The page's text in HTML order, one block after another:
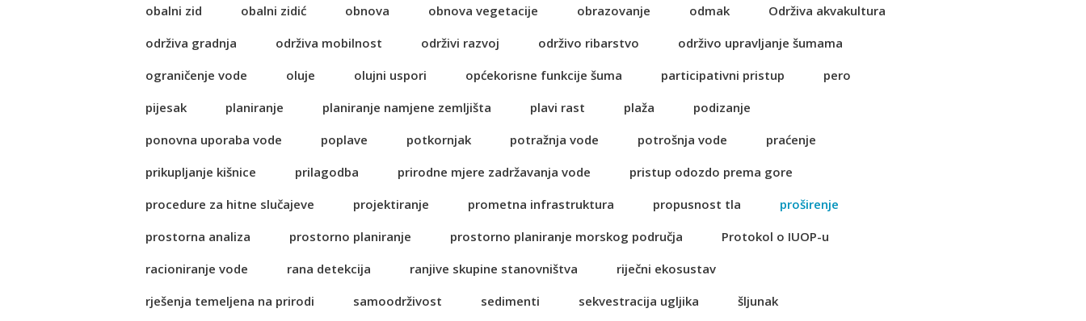
obalni zid
obalni zidić obnova obnova vegetacije obrazovanje odmak
Održiva akvakultura
održiva gradnja
održiva mobilnost održivi razvoj održivo ribarstvo
održivo upravljanje šumama
ograničenje vode
oluje olujni uspori općekorisne funkcije šuma participativni pristup
pero
pijesak
planiranje planiranje namjene zemljišta plavi rast plaža
podizanje
ponovna uporaba vode
poplave potkornjak potražnja vode potrošnja vode
praćenje
prikupljanje kišnice
prilagodba prirodne mjere zadržavanja vode
pristup odozdo prema gore
procedure za hitne slučajeve
projektiranje prometna infrastruktura propusnost tla
proširenje
prostorna analiza
prostorno planiranje prostorno planiranje morskog područja
Protokol o IUOP-u
racioniranje vode
rana detekcija ranjive skupine stanovništva
riječni ekosustav
rješenja temeljena na prirodi
samoodrživost sedimenti sekvestracija ugljika
šljunak